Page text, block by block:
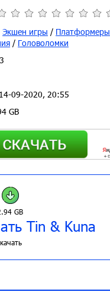
Экшен игры / Платформеры
/ Головоломки
14-09-2020, 20:55
GB
GB
Tin & Kuna